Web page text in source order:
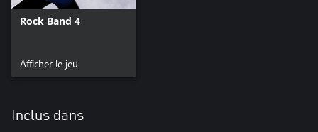
Rock Band 4
Afficher le jeu
Inclus dans